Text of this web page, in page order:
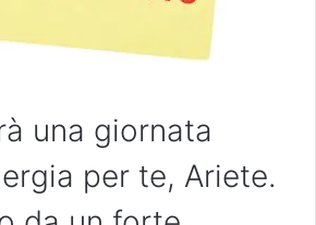
una giornata
per te, Ariete.